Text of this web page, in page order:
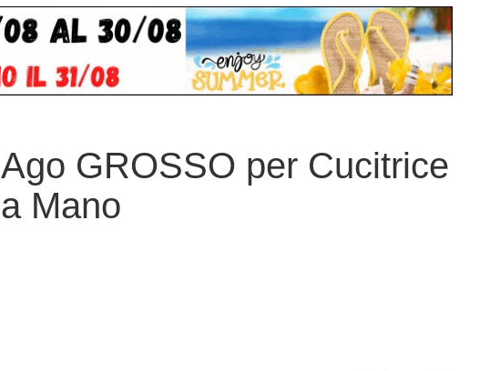
Ago GROSSO per Cucitrice
a Mano